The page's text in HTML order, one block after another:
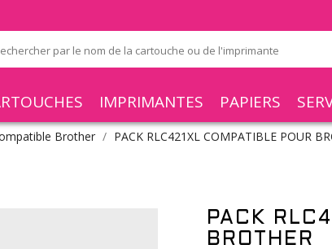
IMPRIMANTES PAPIERS
Brother PACK RLC421XL COMPATIBLE POUR
PACK
BROTHER